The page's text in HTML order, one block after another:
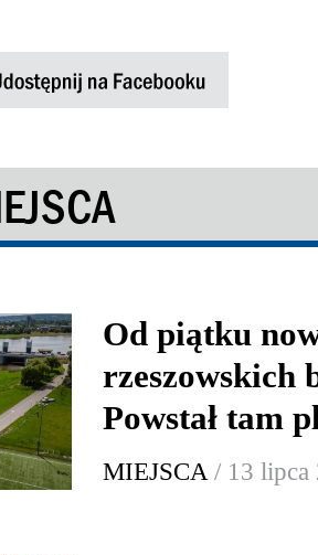
Od piątku
rzeszowskich
Powstał tam
MIEJSCA / 13 lipca